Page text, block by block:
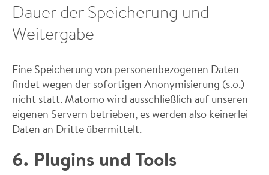
Dauer der Speicherung und
Weitergabe
Eine Speicherung von personenbezogenen Daten
findet wegen der sofortigen Anonymisierung (s.o.)
nicht statt. Matomo wird ausschließlich auf unseren
eigenen Servern betrieben, es werden also keinerlei
Daten an Dritte übermittelt.
6. Plugins und Tools